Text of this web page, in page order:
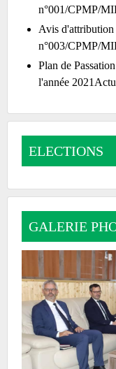
n°001/CPMP/
Avis
n°003/CPMP/
Plan de
l'année
ELECTIONS
GALERIE